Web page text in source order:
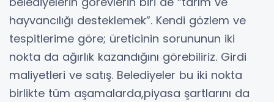
hayvancılığı desteklemek”. Kendi gözlem ve
tespitlerime göre; üreticinin sorununun iki
nokta da ağırlık kazandığını görebiliriz. Girdi
maliyetleri ve satış. Belediyeler bu iki nokta
birlikte tüm aşamalarda,piyasa şartlarını da